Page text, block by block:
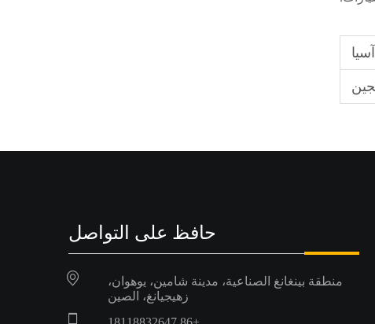
حافظ على التواصل
منطقة بينغانغ الصناعية، مدينة شامين، يوهوان،
زهيجيانغ، الصين